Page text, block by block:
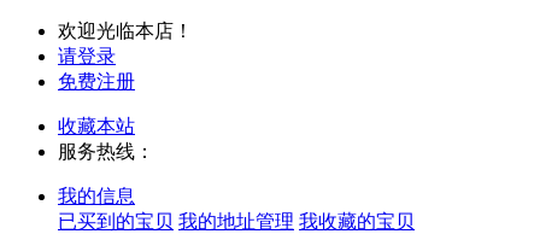
欢迎光临本店！
请登录
免费注册
收藏本站
服务热线：
我的信息
已买到的宝贝 我的地址管理 我收藏的宝贝